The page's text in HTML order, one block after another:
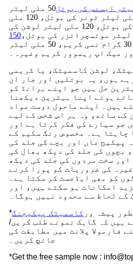
50 ملی لیٹر
سیرم کی بوتل، 120 ملی لیٹر ٹونر کی بوتل، 120 ملی
لیٹر موئسچرائزر کی بوتل، 120 ملی لیٹر لوشن کی
150ml
، 30 گرام نمی کریم، 50 ملی لیٹر
میک اپ ریموور کریم وغیرہ۔
لوشن کاسمیٹک، یا کریمی
ہوں، یہ بوتلیں اور جار ان
حل ہیں جو اپنے برانڈ کو
ہوئے اپنا بہترین دیکھنا
ہیں۔ اپنے ماحول دوست مواد
کے ساتھ، وہ ہر اس شخص کے لیے
جو سیارے کی فکر کرتا ہے اور
چاہتا ہے۔ مخصوص رنگ سکیم کے
پیکیج ماں اور بچے کی جلد کی
بچوں کی جلد کی دیکھ بھال کی
سخت مردوں کی جلد کی دیکھ
کی ضروریات کو پورا کرنے
کو بھی ایڈجسٹ کر سکتا ہے۔
امکانات ہو سکتے ہیں، اور
کے لحاظ سے محدود نہیں ہوگا۔
پیشہ ور کاسمیٹک پیکیجنگ
ہیں کہ گاہک نمونے طلب کریں/
فارمولا پلانٹ میں مطابقت کی
جانچ کریں۔
*Get the free sample now :